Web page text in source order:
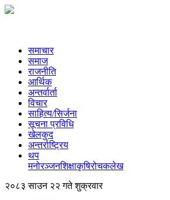
समाचार
समाज
राजनीति
आर्थिक
अन्तर्वार्ता
विचार
साहित्य/सिर्जना
सूचना प्रविधि
खेलकुद
अन्तर्राष्ट्रिय
थप
मनोरञ्‍जनशिक्षाकृषिरोचकलेख
२०८३ साउन २२ गते शुक्रवार